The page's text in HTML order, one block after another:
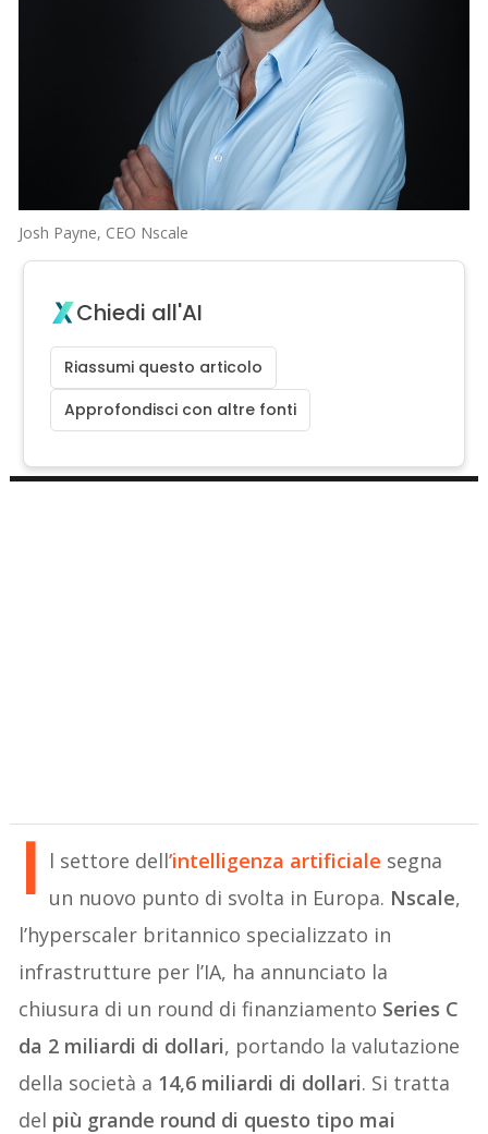
Josh Payne, CEO Nscale
Chiedi all'AI
Riassumi questo articolo
Approfondisci con altre fonti
I l settore dell’intelligenza artificiale segna
un nuovo punto di svolta in Europa. Nscale,
l’hyperscaler britannico specializzato in
infrastrutture per l’IA, ha annunciato la
chiusura di un round di finanziamento Series C
da 2 miliardi di dollari, portando la valutazione
della società a 14,6 miliardi di dollari. Si tratta
del più grande round di questo tipo mai